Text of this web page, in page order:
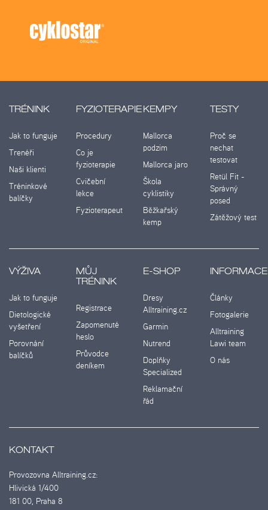
TRÉNINK
Jak to funguje
Trenéři
Naši klienti
Tréninkové
balíčky
FYZIOTERAPIE
Procedury
Co je
fyzioterapie
Cvičební
lekce
Fyzioterapeut
KEMPY
Mallorca
podzim
Mallorca jaro
Škola
cyklistiky
Běžkařský
kemp
TESTY
Proč se
nechat
testovat
Retül Fit -
Správný
posed
Zátěžový test
VÝŽIVA
Jak to funguje
Dietologické
vyšetření
Porovnání
balíčků
MŮJ
TRÉNINK
Registrace
Zapomenuté
heslo
Průvodce
deníkem
E-SHOP
Dresy
Alltraining.cz
Garmin
Nutrend
Doplňky
Specialized
Reklamační
řád
INFORMACE
Články
Fotogalerie
Alltraining
Lawi team
O nás
KONTAKT
Provozovna Alltraining.cz:
Hlivická 1/400
181 00, Praha 8